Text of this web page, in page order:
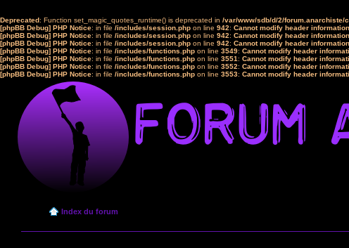
Deprecated: Function set_magic_quotes_runtime() is deprecated in /var/www/sdb/d/2/forum.anarchiste/
[phpBB Debug] PHP Notice: in file /includes/session.php on line 942: Cannot modify header
[phpBB Debug] PHP Notice: in file /includes/session.php on line 942: Cannot modify header
[phpBB Debug] PHP Notice: in file /includes/session.php on line 942: Cannot modify header
[phpBB Debug] PHP Notice: in file /includes/functions.php on line 3549: Cannot modify header
[phpBB Debug] PHP Notice: in file /includes/functions.php on line 3551: Cannot modify header
[phpBB Debug] PHP Notice: in file /includes/functions.php on line 3552: Cannot modify header
[phpBB Debug] PHP Notice: in file /includes/functions.php on line 3553: Cannot modify header
Index du forum